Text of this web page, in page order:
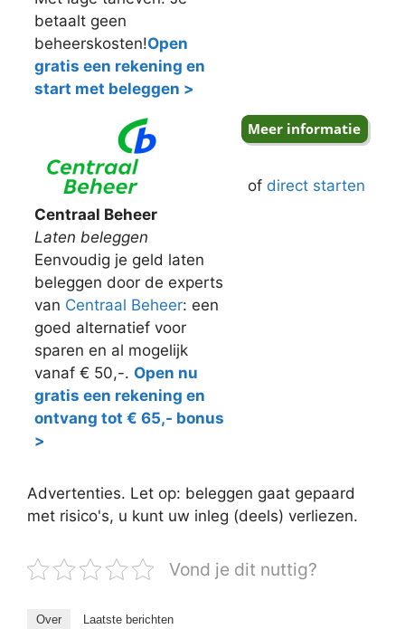
betaalt geen
beheerskosten!Open
gratis een rekening en
start met beleggen >
Centraal Beheer
Laten beleggen
Eenvoudig je geld laten
beleggen door de experts
van Centraal Beheer: een
goed alternatief voor
sparen en al mogelijk
vanaf € 50,-. Open nu
gratis een rekening en
ontvang tot € 65,- bonus
>
of direct starten
Advertenties. Let op: beleggen gaat gepaard
met risico's, u kunt uw inleg (deels) verliezen.
Vond je dit nuttig?
Over Laatste berichten